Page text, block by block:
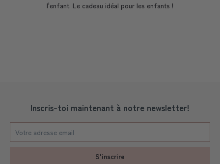
l'enfant. Le cadeau idéal pour les enfants !
Inscris-toi maintenant à notre newsletter!
S'inscrire